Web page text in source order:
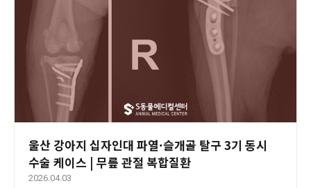
울산 강아지 십자인대 파열·슬개골 탈구 3기 동시
수술 케이스 | 무릎 관절 복합질환
2026.04.03